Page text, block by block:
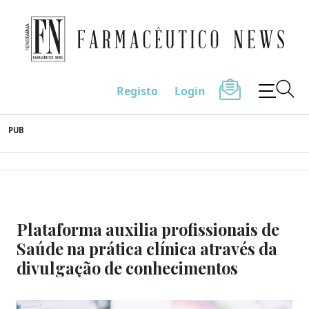
to
content
Farmacêutico News
Registo Login
PUB
Plataforma auxilia profissionais de
Saúde na prática clínica através da
divulgação de conhecimentos